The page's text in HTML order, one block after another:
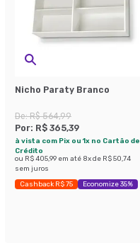
Nicho Paraty Branco
De:R$ 564,99
Por: R$ 365,39
à vista com Pix ou 1x no Cartão de
Crédito
ou R$ 405,99 em até 8x de R$ 50,74
sem juros
Cashback R$ 75 Economize 35%